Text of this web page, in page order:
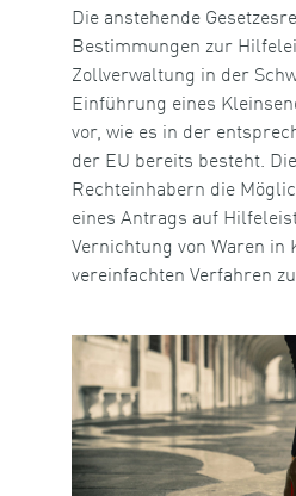
Die anstehende
Bestimmungen zur
Zollverwaltung in der
Einführung eines
vor, wie es in der
der EU bereits besteht.
Rechteinhabern die
eines Antrags auf
Vernichtung von Waren in
vereinfachten Verfahren